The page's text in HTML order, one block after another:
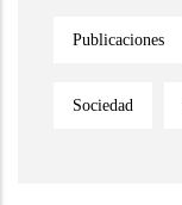
Publicaciones
Sociedad